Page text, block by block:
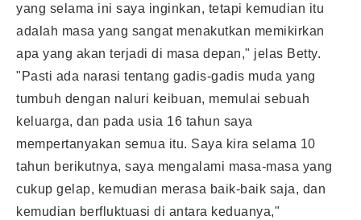
yang selama ini saya inginkan, tetapi kemudian itu
adalah masa yang sangat menakutkan memikirkan
apa yang akan terjadi di masa depan," jelas Betty.
"Pasti ada narasi tentang gadis-gadis muda yang
tumbuh dengan naluri keibuan, memulai sebuah
keluarga, dan pada usia 16 tahun saya
mempertanyakan semua itu. Saya kira selama 10
tahun berikutnya, saya mengalami masa-masa yang
cukup gelap, kemudian merasa baik-baik saja, dan
kemudian berfluktuasi di antara keduanya,"